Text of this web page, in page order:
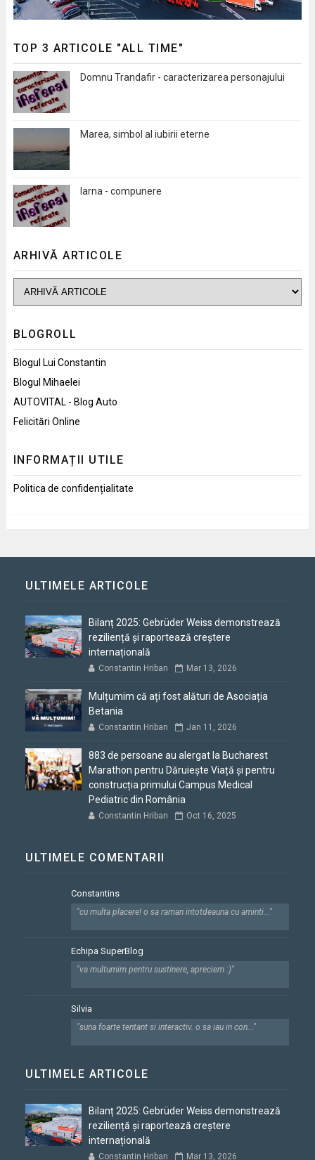
TOP 3 ARTICOLE "ALL TIME"
Domnu Trandafir - caracterizarea personajului
Marea, simbol al iubirii eterne
Iarna - compunere
ARHIVĂ ARTICOLE
BLOGROLL
Blogul Lui Constantin
Blogul Mihaelei
AUTOVITAL - Blog Auto
Felicitări Online
INFORMAȚII UTILE
Politica de confidențialitate
ULTIMELE ARTICOLE
Bilanț 2025: Gebrüder Weiss demonstrează
reziliență și raportează creștere
internațională
Constantin Hriban Mar 13, 2026
Mulțumim că ați fost alături de Asociația
Betania
Constantin Hriban Jan 11, 2026
883 de persoane au alergat la Bucharest
Marathon pentru Dăruiește Viață și pentru
construcția primului Campus Medical
Pediatric din România
Constantin Hriban Oct 16, 2025
ULTIMELE COMENTARII
Constantins
"cu multa placere! o sa raman intotdeauna cu aminti..."
Echipa SuperBlog
"va multumim pentru sustinere, apreciem :)"
Silvia
"suna foarte tentant si interactiv. o sa iau in con..."
ULTIMELE ARTICOLE
Bilanț 2025: Gebrüder Weiss demonstrează
reziliență și raportează creștere
internațională
Constantin Hriban Mar 13, 2026